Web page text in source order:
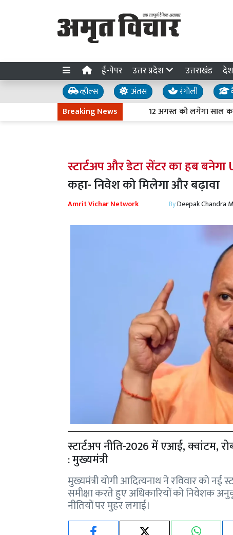
ई-पेपर उत्तर प्रदेश उत्तराखंड देश
व्हील्स अंतस रंगोली
Breaking News
12 अगस्त को लगेगा साल का
स्टार्टअप और डेटा सेंटर का हब बनेगा
कहा- निवेश को मिलेगा और बढ़ावा
Amrit Vichar Network ByDeepak Chandra
स्टार्टअप नीति-2026 में एआई, क्वांटम,
: मुख्यमंत्री
मुख्यमंत्री योगी आदित्यनाथ ने रविवार को नई
समीक्षा करते हुए अधिकारियों को निवेशक
नीतियों पर मुहर लगाई।